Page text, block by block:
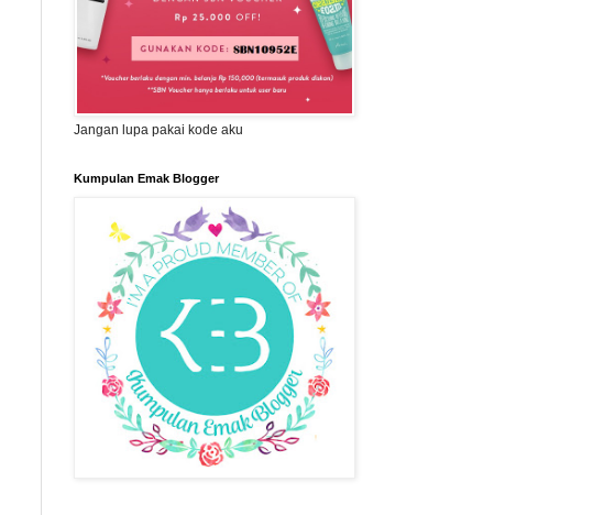
Jangan lupa pakai kode aku
Kumpulan Emak Blogger